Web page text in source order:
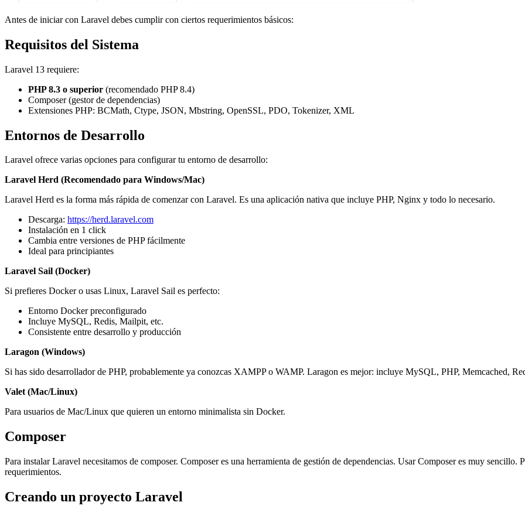
Antes de iniciar con Laravel debes cumplir con ciertos requerimientos básicos:
Requisitos del Sistema
Laravel 13 requiere:
PHP 8.3 o superior (recomendado PHP 8.4)
Composer (gestor de dependencias)
Extensiones PHP: BCMath, Ctype, JSON, Mbstring, OpenSSL, PDO, Tokenizer, XML
Entornos de Desarrollo
Laravel ofrece varias opciones para configurar tu entorno de desarrollo:
Laravel Herd (Recomendado para Windows/Mac)
Laravel Herd es la forma más rápida de comenzar con Laravel. Es una aplicación nativa que incluye PHP, Nginx y todo lo necesario.
Descarga: https://herd.laravel.com
Instalación en 1 click
Cambia entre versiones de PHP fácilmente
Ideal para principiantes
Laravel Sail (Docker)
Si prefieres Docker o usas Linux, Laravel Sail es perfecto:
Entorno Docker preconfigurado
Incluye MySQL, Redis, Mailpit, etc.
Consistente entre desarrollo y producción
Laragon (Windows)
Si has sido desarrollador de PHP, probablemente ya conozcas XAMPP o WAMP. Laragon es mejor: incluye MySQL, PHP, Memcached,
Valet (Mac/Linux)
Para usuarios de Mac/Linux que quieren un entorno minimalista sin Docker.
Composer
Para instalar Laravel necesitamos de composer. Composer es una herramienta de gestión de dependencias. Usar Composer es muy sencillo.
requerimientos.
Creando un proyecto Laravel